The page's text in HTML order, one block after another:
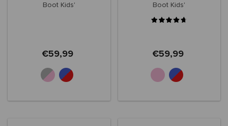
Boot Kids'
€59,99
Boot Kids'
€59,99